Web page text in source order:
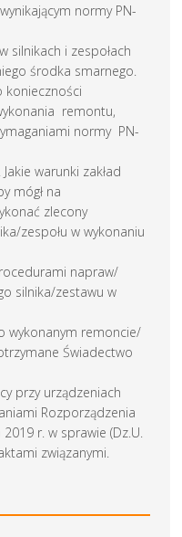
normy PN-
silnikach i zespołach
środka smarnego.
konieczności
remontu,
normy PN-
warunki zakład
mógł na
zlecony
zespołu w wykonaniu
napraw/
silnika/zestawu w
wykonanym remoncie/
Świadectwo
przy urządzeniach
Rozporządzenia
r. w sprawie (Dz.U.
związanymi.